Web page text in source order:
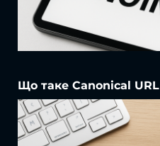
Що таке Canonical URL